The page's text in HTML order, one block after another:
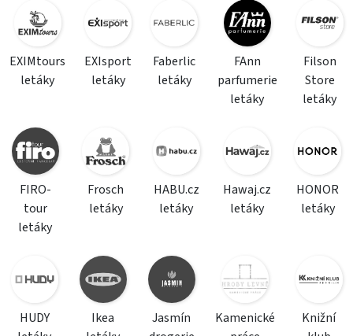
EXIMtours
letáky
EXIsport
letáky
Faberlic
letáky
FAnn
parfumerie
letáky
Filson
Store
letáky
FIRO-
tour
letáky
Frosch
letáky
HABU.cz
letáky
Hawaj.cz
letáky
HONOR
letáky
HUDY
Ikea
Jasmín
Kamenické
Knižní